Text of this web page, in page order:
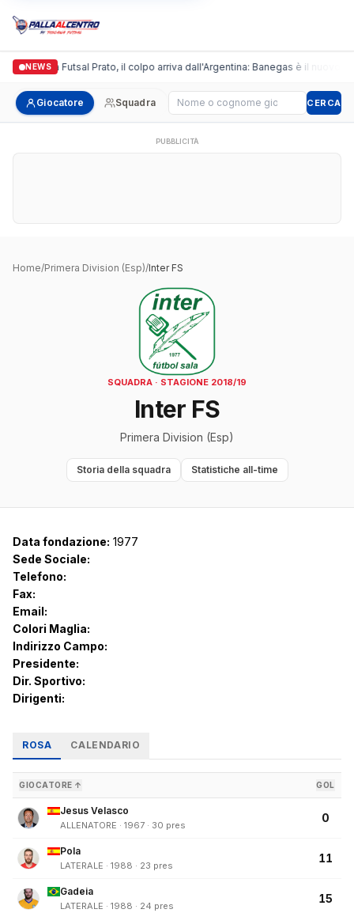
NEWS
Italgronda Futsal Prato, il colpo arriva dall'Argentina: Banegas è il nuovo
Giocatore Squadra Cerca giocatore CERCA
PUBBLICITÀ
Home/Primera Division (Esp)/Inter FS
SQUADRA · STAGIONE 2018/19
Inter FS
Primera Division (Esp)
Storia della squadra Statistiche all-time
Data fondazione: 1977
Sede Sociale:
Telefono:
Fax:
Email:
Colori Maglia:
Indirizzo Campo:
Presidente:
Dir. Sportivo:
Dirigenti:
ROSA CALENDARIO
GIOCATORE ↑ GOL
Jesus Velasco
ALLENATORE · 1967 · 30 pres
0
Pola
LATERALE · 1988 · 23 pres
11
Gadeia
LATERALE · 1988 · 24 pres
15